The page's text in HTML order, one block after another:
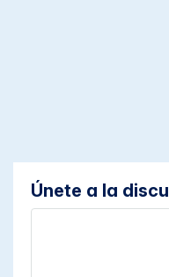
Únete a la